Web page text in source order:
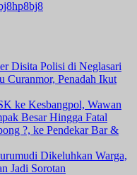
Disita Polisi di Neglasari
Curanmor, Penadah Ikut
ke Kesbangpol, Wawan
Besar Hingga Fatal
?, ke Pendekar Bar &
Dikeluhkan Warga,
Jadi Sorotan